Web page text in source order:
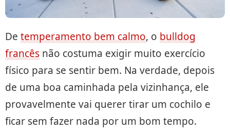
De temperamento bem calmo, o bulldog
francês não costuma exigir muito exercício
físico para se sentir bem. Na verdade, depois
de uma boa caminhada pela vizinhança, ele
provavelmente vai querer tirar um cochilo e
ficar sem fazer nada por um bom tempo.